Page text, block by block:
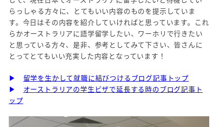
らっしゃる方々に、とてもいい内容のものを提示していま
す。今日はその内容を紹介していければと思っています。これ
らかオーストラリアに語学留学したい、ワーホリで行きたい
と思っている方々、是非、参考としてみて下さい、皆さんに
とってとてもいい充実した内容となっています！
▶
留学を生かして就職に結びつけるブログ記事トップ
▶
オーストラリアの学生ビザで延長する時のブログ記事ト
ップ